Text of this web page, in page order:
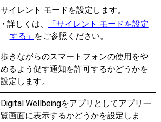
サイレント モードを設定します。
詳しくは、
「サイレント モードを設定
する」 をご参照ください。
歩きながらのスマートフォンの使用をや
めるよう促す通知を許可するかどうかを
設定します。
Digital Wellbeingをアプリとしてアプリ一
覧画面に表示するかどうかを設定しま